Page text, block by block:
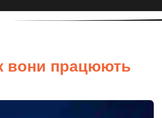
вони працюють